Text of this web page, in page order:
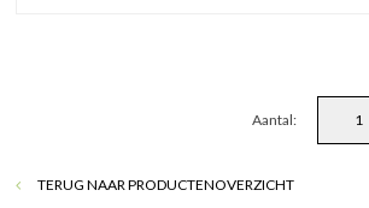
Aantal:
TERUG NAAR PRODUCTENOVERZICHT